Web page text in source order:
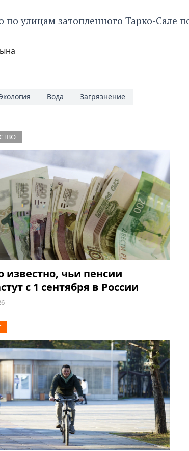
по улицам затопленного Тарко-Сале
Вода Загрязнение
известно, чьи пенсии
с 1 сентября в России